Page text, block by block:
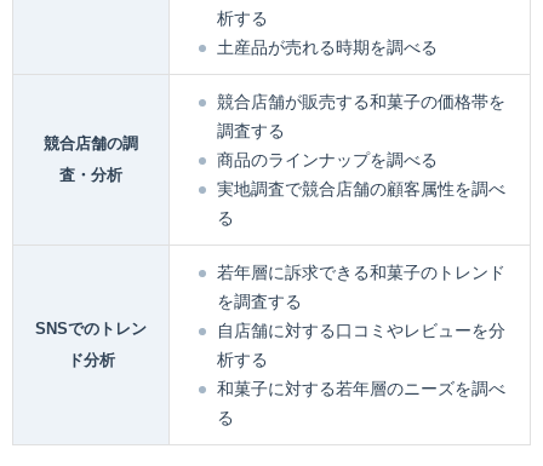
析する
土産品が売れる時期を調べる
競合店舗の調
査・分析
競合店舗が販売する和菓子の価格帯を
調査する
商品のラインナップを調べる
実地調査で競合店舗の顧客属性を調べ
る
SNSでのトレン
ド分析
若年層に訴求できる和菓子のトレンド
を調査する
自店舗に対する口コミやレビューを分
析する
和菓子に対する若年層のニーズを調べ
る